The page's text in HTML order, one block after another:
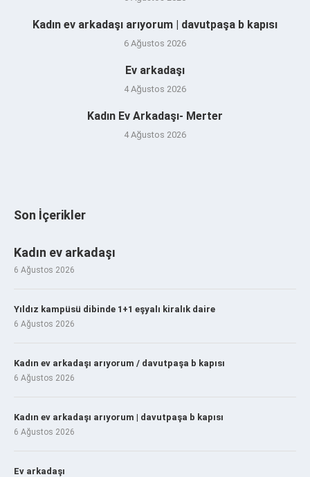
Kadın ev arkadaşı arıyorum | davutpaşa b kapısı
6 Ağustos 2026
Ev arkadaşı
4 Ağustos 2026
Kadın Ev Arkadaşı- Merter
4 Ağustos 2026
Son İçerikler
Kadın ev arkadaşı
6 Ağustos 2026
Yıldız kampüsü dibinde 1+1 eşyalı kiralık daire
6 Ağustos 2026
Kadın ev arkadaşı arıyorum / davutpaşa b kapısı
6 Ağustos 2026
Kadın ev arkadaşı arıyorum | davutpaşa b kapısı
6 Ağustos 2026
Ev arkadaşı